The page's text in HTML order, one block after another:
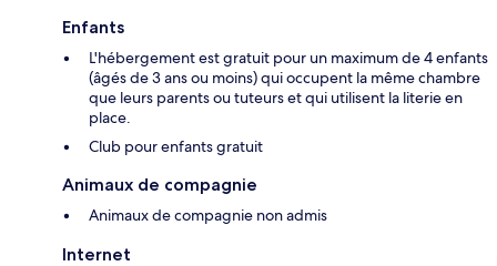
Enfants
L'hébergement est gratuit pour un maximum de 4 enfants
(âgés de 3 ans ou moins) qui occupent la même chambre
que leurs parents ou tuteurs et qui utilisent la literie en
place.
Club pour enfants gratuit
Animaux de compagnie
Animaux de compagnie non admis
Internet